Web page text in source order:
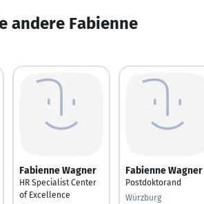
andere Fabienne
Fabienne Wagner
HR Specialist Center
of Excellence
Fabienne Wagner
Postdoktorand
Würzburg